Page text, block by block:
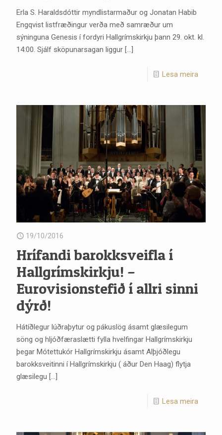
Erla S. Haraldsdóttir myndlistarmaður og Jonatan Habib
Engqvist listfræðingur verða með samræður um
sýninguna Genesis í fordyri Hallgrímskirkju þann 29. okt. kl.
14:00. Sjálf sköpunarsagan liggur […]
Lesa meira
19/10/2016
Hrífandi barokksveifla í
Hallgrímskirkju! –
Eurovisionstefið í allri sinni
dýrð!
Hátíðlegur lúðraþytur og pákuslög ásamt glæsilegum
söng og hljóðfæraslætti fylla hvelfingar Hallgrímskirkju
þegar Mótettukór Hallgrímskirkju ásamt Alþjóðlegu
barokksveitinni í Hallgrímskirkju ( áður Den Haag) flytja
glæsilegu […]
Lesa meira